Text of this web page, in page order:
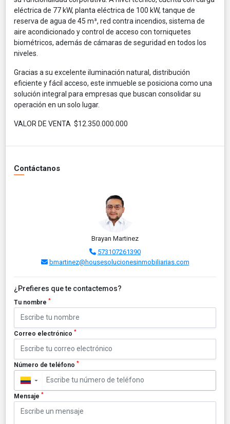
eléctrica de 77 kW, planta eléctrica de 100 kW, tanque de
reserva de agua de 45 m³, red contra incendios, sistema de
aire acondicionado y control de acceso con torniquetes
biométricos, además de cámaras de seguridad en todos los
niveles.
Gracias a su excelente iluminación natural, distribución
eficiente y fácil acceso, este inmueble se posiciona como una
solución integral para empresas que buscan consolidar su
operación en un solo lugar.
VALOR DE VENTA $12.350.000.000
Contáctanos
Brayan Martinez
573107261390
bmartinez@housesolucionesinmobiliarias.com
¿Prefieres que te contactemos?
Tu nombre *
Correo electrónico *
Número de teléfono *
▼
Mensaje *